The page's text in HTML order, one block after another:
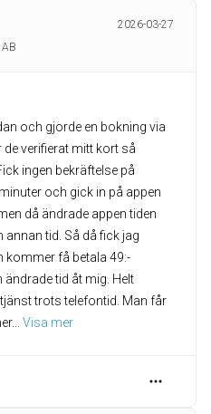
2026-03-27
AB
och gjorde en bokning via
verifierat mitt kort så
ingen bekräftelse på
och gick in på appen
då ändrade appen tiden
annan tid. Så då fick jag
kommer få betala 49:-
tid åt mig. Helt
trots telefontid. Man får
... Visa mer